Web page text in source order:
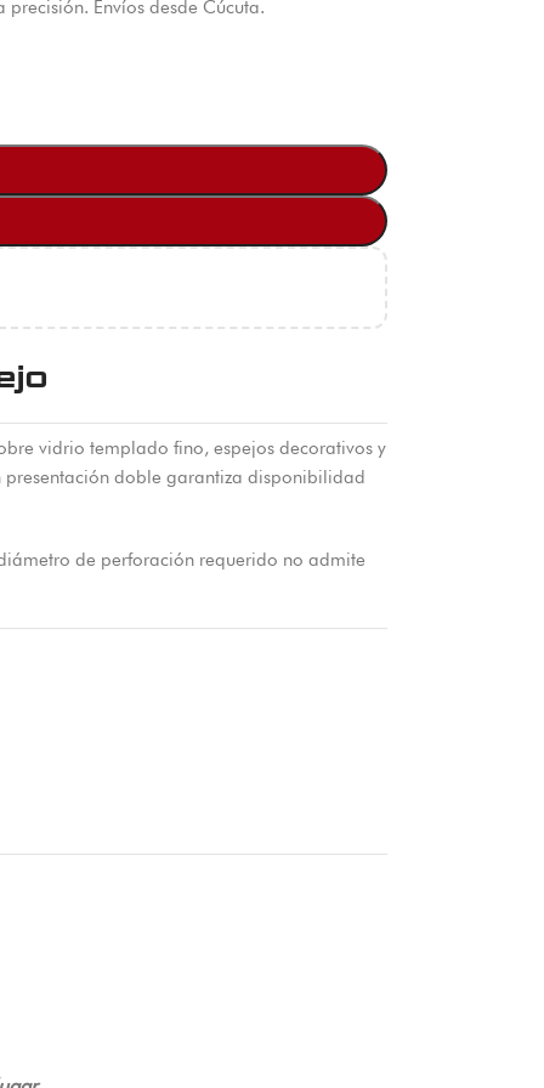
Envíos desde Cúcuta.
vidrio templado fino, espejos decorativos y
doble garantiza disponibilidad
de perforación requerido no admite